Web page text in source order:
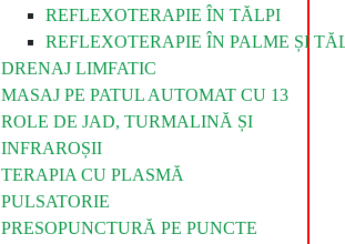
REFLEXOTERAPIE ÎN TĂLPI
REFLEXOTERAPIE ÎN PALME ȘI
DRENAJ LIMFATIC
MASAJ PE PATUL AUTOMAT CU 13
ROLE DE JAD, TURMALINĂ ȘI
INFRAROȘII
TERAPIA CU PLASMĂ
PULSATORIE
PRESOPUNCTURĂ PE PUNCTE